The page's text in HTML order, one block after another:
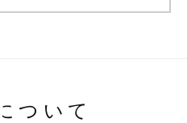
について